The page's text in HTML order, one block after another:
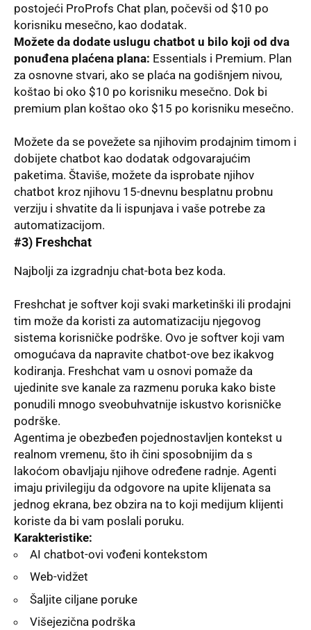
postojeći ProProfs Chat plan, počevši od $10 po
korisniku mesečno, kao dodatak.
Možete da dodate uslugu chatbot u bilo koji od dva
ponuđena plaćena plana: Essentials i Premium. Plan
za osnovne stvari, ako se plaća na godišnjem nivou,
koštao bi oko $10 po korisniku mesečno. Dok bi
premium plan koštao oko $15 po korisniku mesečno.
Možete da se povežete sa njihovim prodajnim timom i
dobijete chatbot kao dodatak odgovarajućim
paketima. Štaviše, možete da isprobate njihov
chatbot kroz njihovu 15-dnevnu besplatnu probnu
verziju i shvatite da li ispunjava i vaše potrebe za
automatizacijom.
#3) Freshchat
Najbolјi za izgradnju chat-bota bez koda.
Freshchat je softver koji svaki marketinški ili prodajni
tim može da koristi za automatizaciju njegovog
sistema korisničke podrške. Ovo je softver koji vam
omogućava da napravite chatbot-ove bez ikakvog
kodiranja. Freshchat vam u osnovi pomaže da
ujedinite sve kanale za razmenu poruka kako biste
ponudili mnogo sveobuhvatnije iskustvo korisničke
podrške.
Agentima je obezbeđen pojednostavlјen kontekst u
realnom vremenu, što ih čini sposobnijim da s
lakoćom obavlјaju njihove određene radnje. Agenti
imaju privilegiju da odgovore na upite klijenata sa
jednog ekrana, bez obzira na to koji medijum klijenti
koriste da bi vam poslali poruku.
Karakteristike:
AI chatbot-ovi vođeni kontekstom
Web-vidžet
Šalјite cilјane poruke
Višejezična podrška